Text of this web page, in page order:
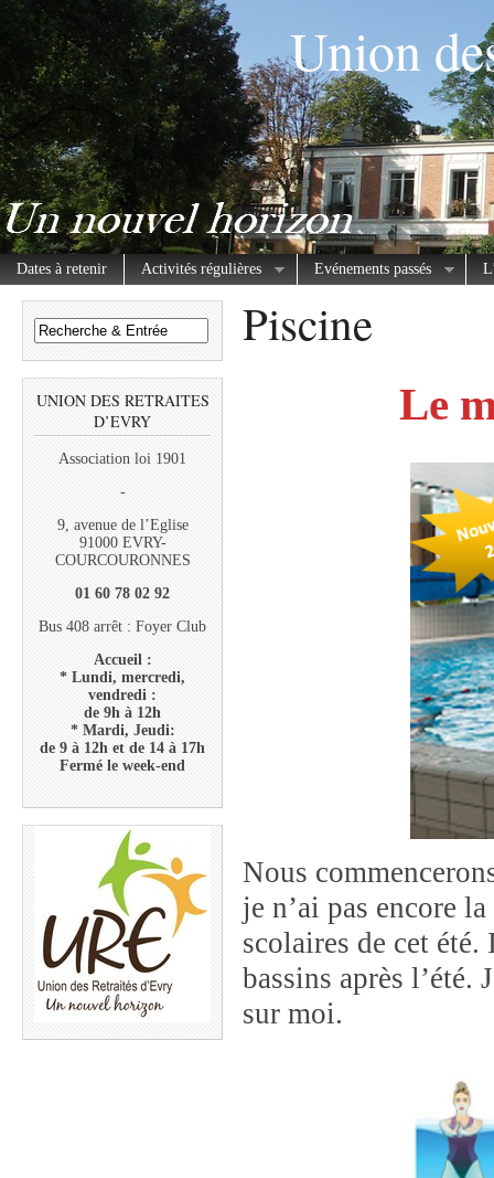
Union
Dates à retenir Activités régulières Evénements passés
UNION DES RETRAITES
D’EVRY
Association loi 1901
-
9, avenue de l’Eglise
91000 EVRY-
COURCOURONNES
01 60 78 02 92
Bus 408 arrêt : Foyer Club
Accueil :
* Lundi, mercredi,
vendredi :
de 9h à 12h
* Mardi, Jeudi:
de 9 à 12h et de 14 à 17h
Fermé le week-end
Piscine
Le
Nous
je n’ai pas encore
scolaires de cet
bassins après l’été.
sur moi.